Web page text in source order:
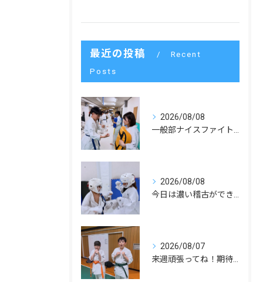
最近の投稿
Recent
Posts
2026/08/08
2026/08/08
2026/08/07